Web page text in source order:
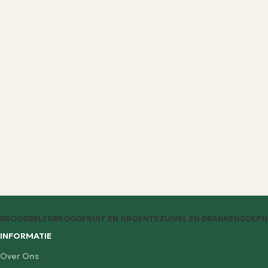
BROODBELEGBROODFRUIT EN GROENTEZUIVEL EN DRANKENSOEP
INFORMATIE
Over Ons